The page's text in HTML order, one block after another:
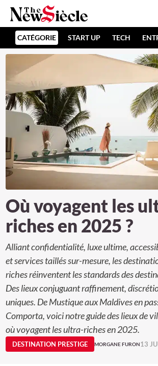
CATÉGORIE START UP TECH
Où voyagent les
riches en 2025 ?
Alliant confidentialité, luxe ultime,
et services taillés sur-mesure, les
riches réinventent les standards des
Des lieux conjuguant raffinement,
uniques. De Mustique aux Maldives en
Comporta, voici notre guide des lieux de
où voyagent les ultra-riches en 2025.
DESTINATION PRESTIGE MORGANE FURON13